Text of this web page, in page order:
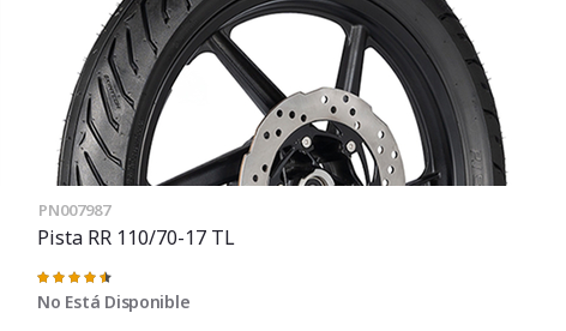
PN007987
Pista RR 110/70-17 TL
Valoración:
91%
No Está Disponible